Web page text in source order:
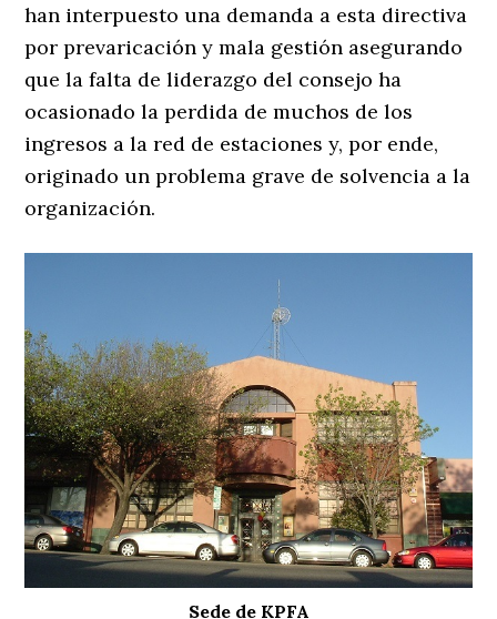
han interpuesto una demanda a esta directiva
por prevaricación y mala gestión asegurando
que la falta de liderazgo del consejo ha
ocasionado la perdida de muchos de los
ingresos a la red de estaciones y, por ende,
originado un problema grave de solvencia a la
organización.
Sede de KPFA